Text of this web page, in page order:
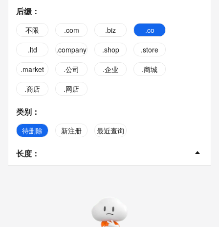
后缀 ：
不限 .com .biz
.co
.ltd
.company .shop
.store
.market
.公司 .企业
.商城
.商店
.网店
类别 ：
待删除 新注册 最近查询
长度 ：